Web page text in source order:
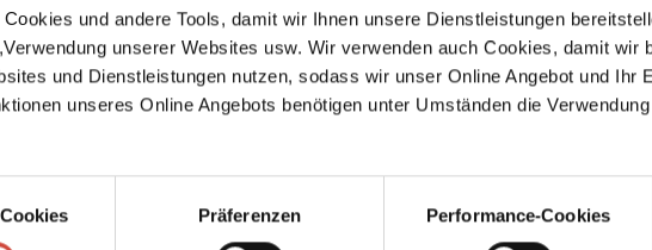
und andere Tools, damit wir Ihnen unsere Dienstleistungen
unserer Websites usw. Wir verwenden auch Cookies, damit wir
und Dienstleistungen nutzen, sodass wir unser Online Angebot und Ihr
unseres Online Angebots benötigen unter Umständen die
Präferenzen Performance-Cookies
Gedicht von
Blundy hat es
und nur ein
all den Spuren, die
hat, stößt
aber auch auf
entwirft
in der nicht